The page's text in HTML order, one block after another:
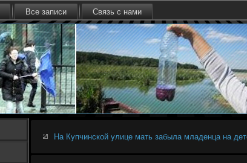
Все записи Связь с нами
На Купчинской улице мать забыла младенца на